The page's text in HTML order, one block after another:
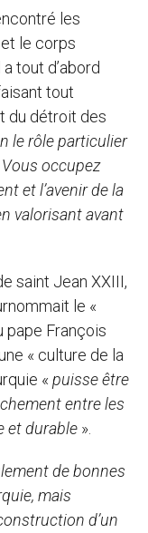
les
le corps
a tout d’abord
tout
du détroit des
le rôle particulier
Vous occupez
et l’avenir de la
valorisant avant
saint Jean XXIII,
le «
pape François
« culture de la
« puisse être
entre les
et durable ».
de bonnes
mais
d’un